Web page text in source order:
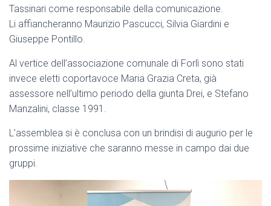
Tassinari come responsabile della comunicazione.
Li affiancheranno Maurizio Pascucci, Silvia Giardini e
Giuseppe Pontillo.
Al vertice dell’associazione comunale di Forlì sono stati
invece eletti coportavoce Maria Grazia Creta, già
assessore nell’ultimo periodo della giunta Drei, e Stefano
Manzalini, classe 1991.
L’assemblea si è conclusa con un brindisi di augurio per le
prossime iniziative che saranno messe in campo dai due
gruppi.